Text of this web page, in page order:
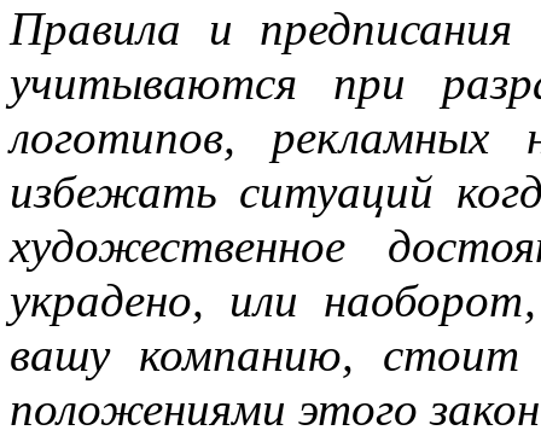
Правила и предписания
учитываются при
логотипов, рекламных
избежать ситуаций
художественное
украдено, или
вашу компанию, стоит
положениями этого